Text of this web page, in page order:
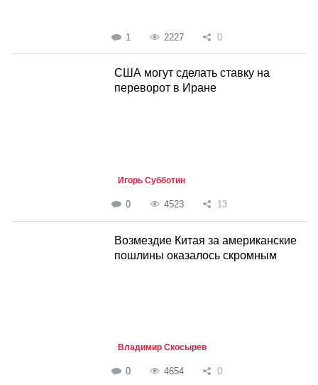
1 2227 0
США могут сделать ставку на
переворот в Иране
Игорь Субботин
0 4523 13
Возмездие Китая за американские
пошлины оказалось скромным
Владимир Скосырев
0 4654 0